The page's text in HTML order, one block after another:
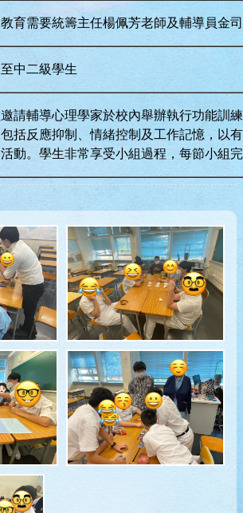
育需要統籌主任楊佩芳老師及輔導員金
中二級學生
請輔導心理學家於校內舉辦執行功能訓
括反應抑制、情緒控制及工作記憶，以
動。學生非常享受小組過程，每節小組